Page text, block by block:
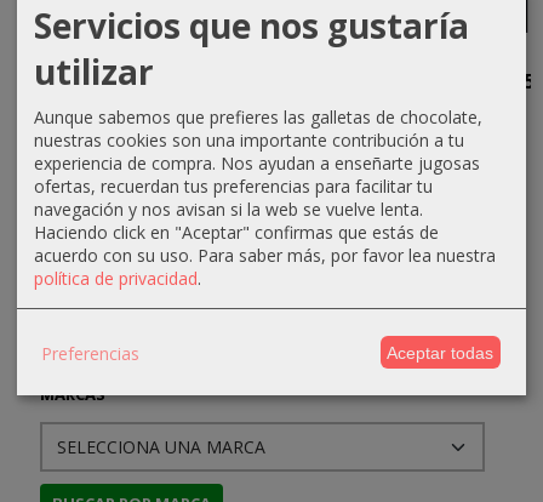
MARCAS
Weird Tales
y el Pulp de
Fantasía y...
35,00 €
Miscelánea
2
19,00 €
20,00 €
Estrellas....
19,00 €
20,00 €
Número 15
(Verano
2011)
15,00 €
Servicios que nos gustaría
utilizar
Aunque sabemos que prefieres las galletas de chocolate,
nuestras cookies son una importante contribución a tu
experiencia de compra. Nos ayudan a enseñarte jugosas
ofertas, recuerdan tus preferencias para facilitar tu
navegación y nos avisan si la web se vuelve lenta.
Haciendo click en "Aceptar" confirmas que estás de
acuerdo con su uso. Para saber más, por favor lea nuestra
política de privacidad.
Preferencias Aceptar todas